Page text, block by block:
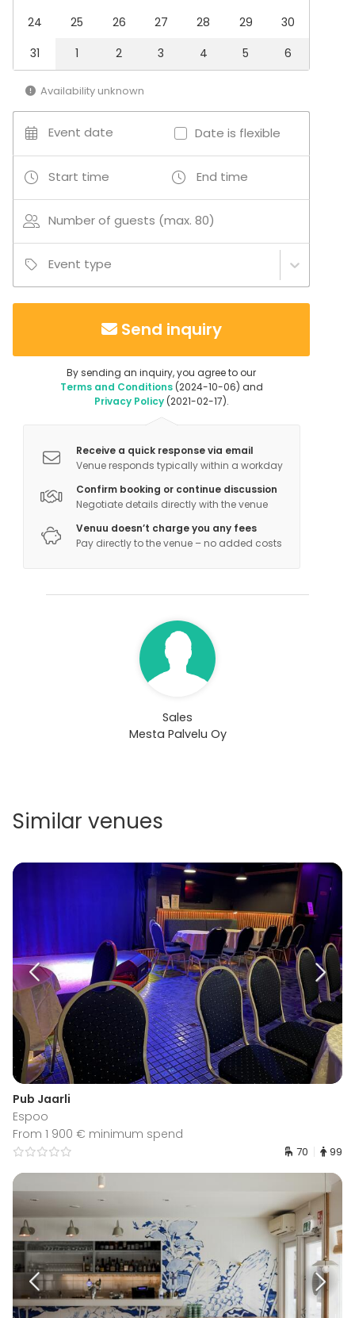
Basement
Bar
24
25 26 27 28 29
30
31
1 2 3 4 5 6
Availability unknown
Event date Date is flexible
Start time End time
Number of guests (max. 80)
Event type
Send inquiry
By sending an inquiry, you agree to our
Terms and Conditions(2024-10-06) and
Privacy Policy(2021-02-17).
Receive a quick response via email
Venue responds typically within a workday
Confirm booking or continue discussion
Negotiate details directly with the venue
Venuu doesn’t charge you any fees
Pay directly to the venue – no added costs
Sales
Mesta Palvelu Oy
Similar venues
Pub Jaarli
Espoo
From 1 900 € minimum spend
70 99